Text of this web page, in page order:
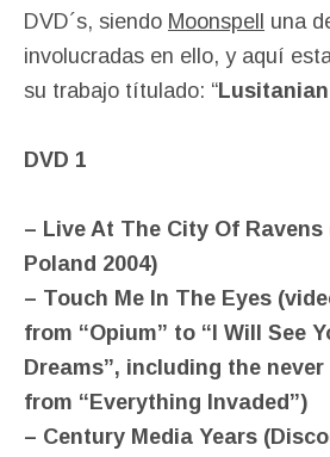
DVD´s, siendo Moonspell una
involucradas en ello, y aquí
su trabajo títulado: “
DVD 1
– Live At The City Of Ravens
Poland 2004)
– Touch Me In The Eyes
from “Opium” to “I Will See
Dreams”, including the
from “Everything Invaded”)
– Century Media Years